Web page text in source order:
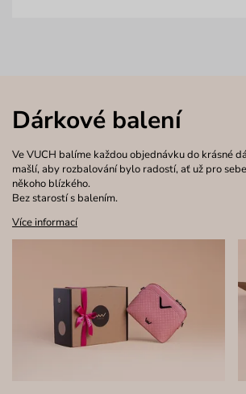
Dárkové balení
Ve VUCH balíme každou objednávku do krásné
mašlí, aby rozbalování bylo radostí, ať už pro
někoho blízkého.
Bez starostí s balením.
Více informací